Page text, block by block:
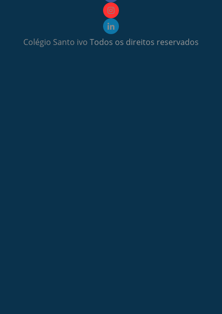
Colégio Santo ivo Todos os direitos reservados